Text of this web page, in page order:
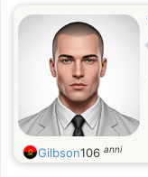
Gilbson106 anni